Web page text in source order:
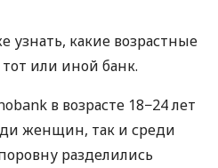
какие возрастные
или иной банк.
в возрасте 18−24 лет
женщин, так и среди
разделились